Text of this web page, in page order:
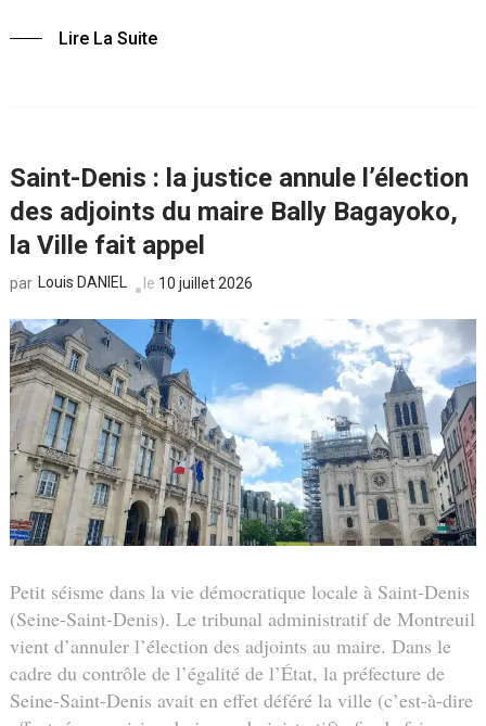
Lire La Suite
Saint-Denis : la justice annule l’élection
des adjoints du maire Bally Bagayoko,
la Ville fait appel
par Louis DANIEL le 10 juillet 2026
Petit séisme dans la vie démocratique locale à Saint-Denis
(Seine-Saint-Denis). Le tribunal administratif de Montreuil
vient d’annuler l’élection des adjoints au maire. Dans le
cadre du contrôle de l’égalité de l’État, la préfecture de
Seine-Saint-Denis avait en effet déféré la ville (c’est-à-dire